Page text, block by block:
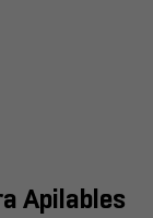
Apilables